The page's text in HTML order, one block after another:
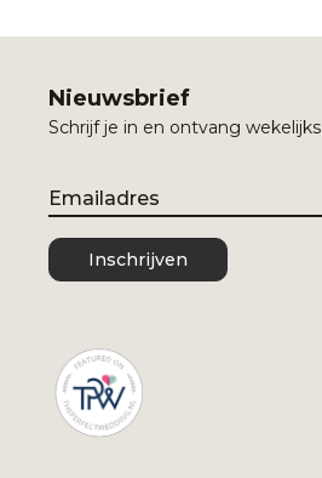
Nieuwsbrief
Schrijf je in en ontvang
Email
Inschrijven